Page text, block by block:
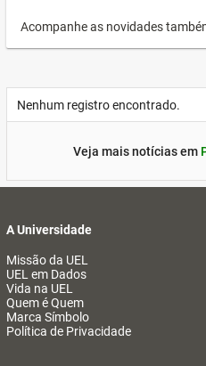
Acompanhe as novidades
Nenhum registro encontrado.
Veja mais notícias em
A Universidade
Missão da UEL
UEL em Dados
Vida na UEL
Quem é Quem
Marca Símbolo
Política de Privacidade